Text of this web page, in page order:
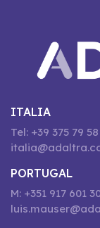
ITALIA
Tel: +39 375 79
PORTUGAL
M: +351 917 601